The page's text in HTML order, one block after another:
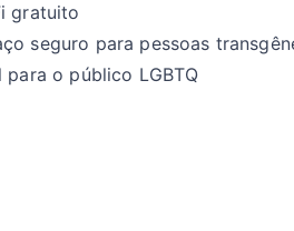
gratuito
seguro para pessoas
para o público LGBTQ